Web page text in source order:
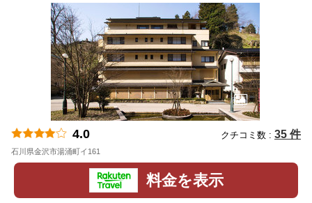
4.0 クチコミ数 : 35 件
石川県金沢市湯涌町イ161
料金を表示